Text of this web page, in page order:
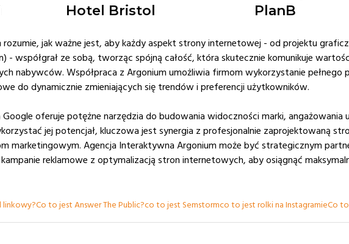
Hotel Bristol PlanB
jak ważne jest, aby każdy aspekt strony internetowej - od projektu
- współgrał ze sobą, tworząc spójną całość, która skutecznie komunikuje
nabywców. Współpraca z Argonium umożliwia firmom wykorzystanie pełnego
do dynamicznie zmieniających się trendów i preferencji użytkowników.
oferuje potężne narzędzia do budowania widoczności marki,
jej potencjał, kluczowa jest synergia z profesjonalnie zaprojektowaną
marketingowym. Agencja Interaktywna Argonium może być strategicznym
reklamowe z optymalizacją stron internetowych, aby osiągnąć
Co to jest Answer The Public?co to jest Semstormco to jest rolki na InstagramieCo